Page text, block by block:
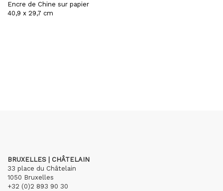
Encre de Chine sur papier
40,9 x 29,7 cm
BRUXELLES | CHÂTELAIN
33 place du Châtelain
1050 Bruxelles
+32 (0)2 893 90 30